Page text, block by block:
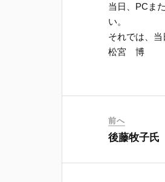
当日、PCま
い。
それでは、当
松宮 博
前へ
後藤牧子氏